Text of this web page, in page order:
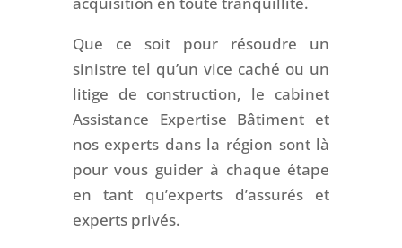
Que ce soit pour résoudre un
sinistre tel qu’un vice caché ou un
litige de construction, le cabinet
Assistance Expertise Bâtiment et
nos experts dans la région sont là
pour vous guider à chaque étape
en tant qu’experts d’assurés et
experts privés.